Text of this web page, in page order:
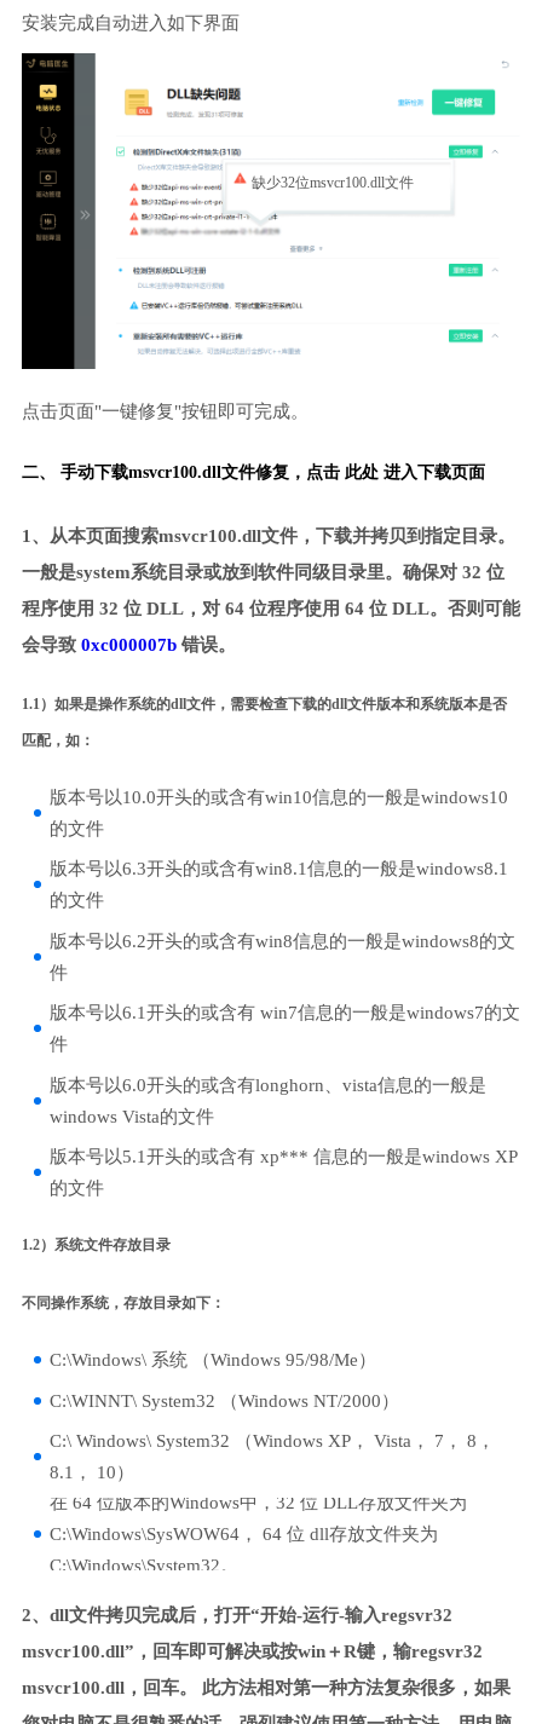
安装完成自动进入如下界面
缺少32位msvcr100.dll文件
点击页面"一键修复"按钮即可完成。
二、 手动下载msvcr100.dll文件修复， 点击 此处 进入下载页面
1、从本页面搜索msvcr100.dll文件，下载并拷贝到指定目录。
一般是system系统目录或放到软件同级目录里。确保对 32 位
程序使用 32 位 DLL，对 64 位程序使用 64 位 DLL。否则可能
会导致 0xc000007b错误。
1.1）如果是操作系统的dll文件，需要检查下载的dll文件版本和系统版本是否
匹配，如：
版本号以10.0开头的或含有win10信息的一般是windows10
的文件
版本号以6.3开头的或含有win8.1信息的一般是windows8.1
的文件
版本号以6.2开头的或含有win8信息的一般是windows8的文
件
版本号以6.1开头的或含有 win7信息的一般是windows7的文
件
版本号以6.0开头的或含有longhorn、vista信息的一般是
windows Vista的文件
版本号以5.1开头的或含有 xp*** 信息的一般是windows XP
的文件
1.2）系统文件存放目录
不同操作系统，存放目录如下：
C:\Windows\ 系统 （Windows 95/98/Me）
C:\WINNT\ System32 （Windows NT/2000）
C:\ Windows\ System32 （Windows XP， Vista， 7， 8，
8.1， 10）
在 64 位版本的Windows中，32 位 DLL存放文件夹为
C:\Windows\SysWOW64， 64 位 dll存放文件夹为
C:\Windows\System32。
2、dll文件拷贝完成后，打开“开始-运行-输入regsvr32
msvcr100.dll”，回车即可解决或按win＋R键，输regsvr32
msvcr100.dll，回车。 此方法相对第一种方法复杂很多，如果